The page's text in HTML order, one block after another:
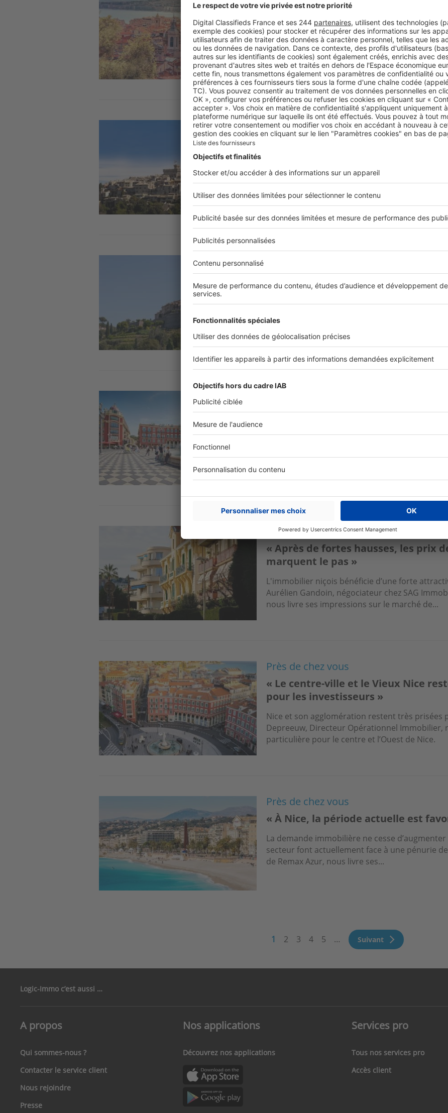
« Libération est toujours une valeur
investisseurs niçois »
Proche de la faculté de sciences, des
figure de valeur sûre auprès des investisseurs
Directeur de l’agence Century 21 Maison de l...
Près de chez vous
« À l’année ou en saisonnier, le
Dynamique, Cagnes-sur-Mer séduit à la fois
location à l’année et ceux qui préfèrent la
biens se louent rapidement, constate...
Vence : un marché immobilier
Située à deux pas de Nice et du littoral, Vence
même de plus en plus demandé. Les prix
car les acquéreurs redécouvrent avec...
Image
« Depuis la crise sanitaire, la
La préfecture des Alpes-Maritimes n’en finit
Leloup, gérant de Masséna Immobilier, est
bella, et nous livre ses impressions...
Près de chez vous
« Après de fortes hausses, les prix
marquent le pas »
L'immobilier niçois bénéficie d’une forte
Aurélien Gandoin, négociateur chez SAG
nous livre ses impressions sur le marché de...
Image
Près de chez vous
« Le centre-ville et le Vieux Nice
pour les investisseurs »
Nice et son agglomération restent très prisées
Depreeuw, Directeur Opérationnel
particulière pour le centre et l’Ouest de Nice.
Près de chez vous
« À Nice, la période actuelle est
La demande immobilière ne cesse
secteur font actuellement face à une pénurie
de Remax Azur, nous livre ses...
Page
1 Page
2 Page
3 Page
4 Page
5 … Page
suivante
Suivant
Logic-Immo c’est aussi …
A propos
Qui sommes-nous ?
Contacter le service client
Nous rejoindre
Presse
Nos applications
Découvrez nos applications
Services pro
Tous nos services pro
Accès client